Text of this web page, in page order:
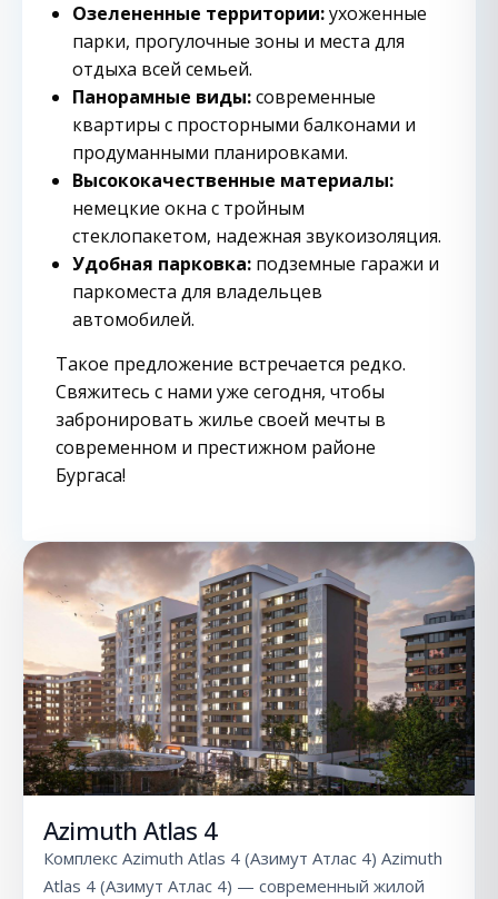
Озелененные территории:ухоженные
парки, прогулочные зоны и места для
отдыха всей семьей.
Панорамные виды:современные
квартиры с просторными балконами и
продуманными планировками.
Высококачественные материалы:
немецкие окна с тройным
стеклопакетом, надежная звукоизоляция.
Удобная парковка: подземные гаражи и
паркоместа для владельцев
автомобилей.
Такое предложение встречается редко.
Свяжитесь с нами уже сегодня, чтобы
забронировать жилье своей мечты в
современном и престижном районе
Бургаса!
Azimuth Atlas 4
Комплекс Azimuth Atlas 4 (Азимут Атлас 4) Azimuth
Atlas 4 (Азимут Атлас 4) — современный жилой